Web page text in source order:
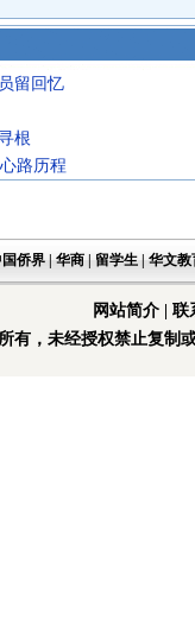
留回忆
根
路历程
侨界| 华商| 留学生| 华文教
网站简介| 联
有，未经授权禁止复制